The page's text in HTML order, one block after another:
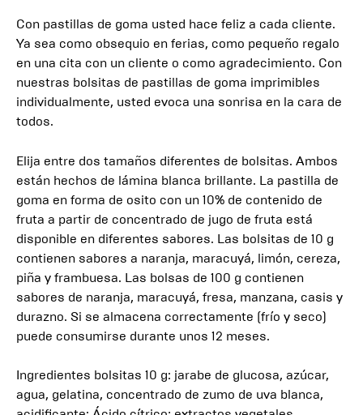
Con pastillas de goma usted hace feliz a cada cliente.
Ya sea como obsequio en ferias, como pequeño regalo
en una cita con un cliente o como agradecimiento. Con
nuestras bolsitas de pastillas de goma imprimibles
individualmente, usted evoca una sonrisa en la cara de
todos.
Elija entre dos tamaños diferentes de bolsitas. Ambos
están hechos de lámina blanca brillante. La pastilla de
goma en forma de osito con un 10% de contenido de
fruta a partir de concentrado de jugo de fruta está
disponible en diferentes sabores. Las bolsitas de 10 g
contienen sabores a naranja, maracuyá, limón, cereza,
piña y frambuesa. Las bolsas de 100 g contienen
sabores de naranja, maracuyá, fresa, manzana, casis y
durazno. Si se almacena correctamente (frío y seco)
puede consumirse durante unos 12 meses.
Ingredientes bolsitas 10 g: jarabe de glucosa, azúcar,
agua, gelatina, concentrado de zumo de uva blanca,